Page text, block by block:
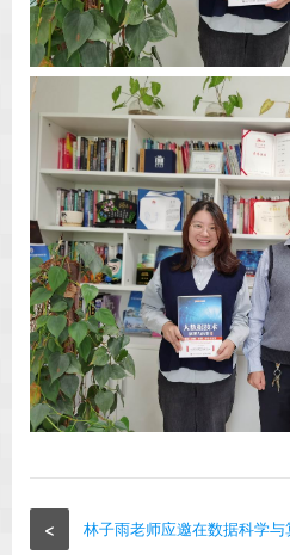
< 林子雨老师应邀在数据科学